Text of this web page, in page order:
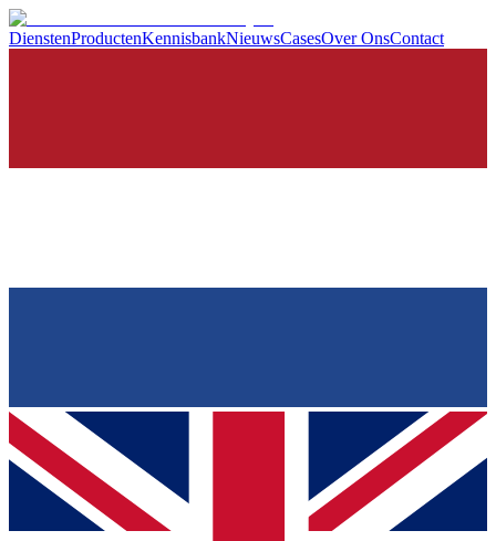
DienstenProductenKennisbankNieuwsCasesOver OnsContact